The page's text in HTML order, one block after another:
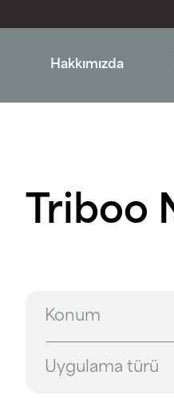
Hakkımızda
Triboo
Konum
Uygulama türü